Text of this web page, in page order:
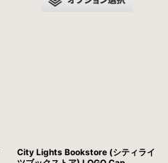
City Lights Bookstore (シティライ